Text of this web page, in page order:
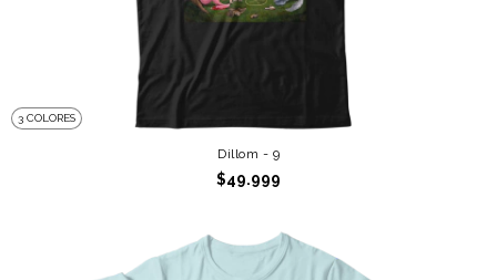
3 COLORES
Dillom - 9
$49.999